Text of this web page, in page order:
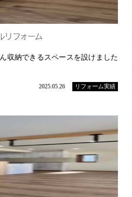
フォーム
収納できるスペースを設けました
2025.05.26 リフォーム実績